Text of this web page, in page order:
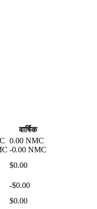
वार्षिक
0.00 NMC
-0.00 NMC
$0.00
-$0.00
$0.00